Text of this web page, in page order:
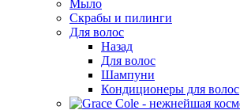
Мыло
Скрабы и пилинги
Для волос
Назад
Для волос
Шампуни
Кондиционеры для волос